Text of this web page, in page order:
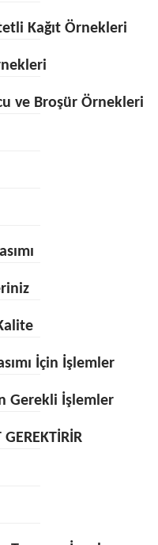
Kağıt Örnekleri
ve Broşür Örnekleri
İçin İşlemler
Gerekli İşlemler